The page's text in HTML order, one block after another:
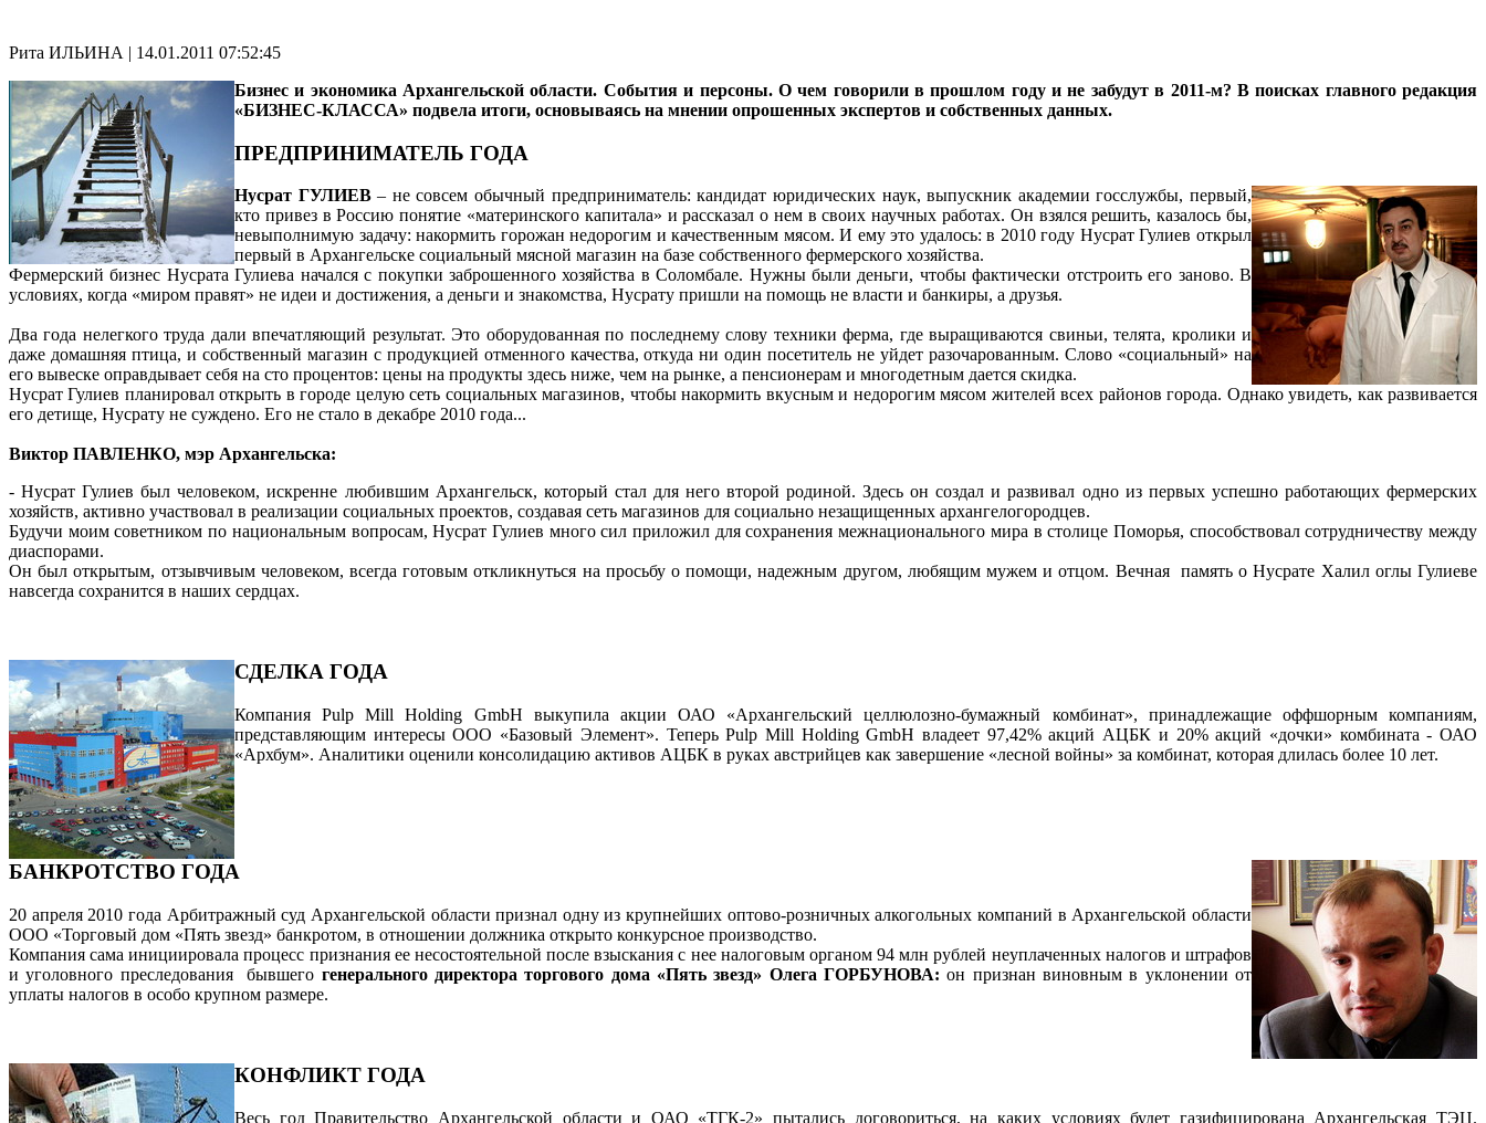
Рита ИЛЬИНА | 14.01.2011 07:52:45
Бизнес и экономика Архангельской области. События и персоны. О чем говорили в прошлом году и не забудут в 2011-м? В поисках главного редакция
«БИЗНЕС-КЛАССА» подвела итоги, основываясь на мнении опрошенных экспертов и собственных данных.
ПРЕДПРИНИМАТЕЛЬ ГОДА
Нусрат ГУЛИЕВ– не совсем обычный предприниматель: кандидат юридических наук, выпускник академии госслужбы, первый,
кто привез в Россию понятие «материнского капитала» и рассказал о нем в своих научных работах. Он взялся решить, казалось бы,
невыполнимую задачу: накормить горожан недорогим и качественным мясом. И ему это удалось: в 2010 году Нусрат Гулиев открыл
первый в Архангельске социальный мясной магазин на базе собственного фермерского хозяйства.
Фермерский бизнес Нусрата Гулиева начался с покупки заброшенного хозяйства в Соломбале. Нужны были деньги, чтобы фактически отстроить его заново. В
условиях, когда «миром правят» не идеи и достижения, а деньги и знакомства, Нусрату пришли на помощь не власти и банкиры, а друзья.
Два года нелегкого труда дали впечатляющий результат. Это оборудованная по последнему слову техники ферма, где выращиваются свиньи, телята, кролики и
даже домашняя птица, и собственный магазин с продукцией отменного качества, откуда ни один посетитель не уйдет разочарованным. Слово «социальный» на
его вывеске оправдывает себя на сто процентов: цены на продукты здесь ниже, чем на рынке, а пенсионерам и многодетным дается скидка.
Нусрат Гулиев планировал открыть в городе целую сеть социальных магазинов, чтобы накормить вкусным и недорогим мясом жителей всех районов города. Однако увидеть, как развивается
его детище, Нусрату не суждено. Его не стало в декабре 2010 года...
Виктор ПАВЛЕНКО, мэр Архангельска:
- Нусрат Гулиев был человеком, искренне любившим Архангельск, который стал для него второй родиной. Здесь он создал и развивал одно из первых успешно работающих фермерских
хозяйств, активно участвовал в реализации социальных проектов, создавая сеть магазинов для социально незащищенных архангелогородцев.
Будучи моим советником по национальным вопросам, Нусрат Гулиев много сил приложил для сохранения межнационального мира в столице Поморья, способствовал сотрудничеству между
диаспорами.
Он был открытым, отзывчивым человеком, всегда готовым откликнуться на просьбу о помощи, надежным другом, любящим мужем и отцом. Вечная память о Нусрате Халил оглы Гулиеве
навсегда сохранится в наших сердцах.
СДЕЛКА ГОДА
Компания Pulp Mill Holding GmbH выкупила акции ОАО «Архангельский целлюлозно-бумажный комбинат», принадлежащие оффшорным компаниям,
представляющим интересы ООО «Базовый Элемент». Теперь Pulp Mill Holding GmbH владеет 97,42% акций АЦБК и 20% акций «дочки» комбината - ОАО
«Архбум». Аналитики оценили консолидацию активов АЦБК в руках австрийцев как завершение «лесной войны» за комбинат, которая длилась более 10 лет.
БАНКРОТСТВО ГОДА
20 апреля 2010 года Арбитражный суд Архангельской области признал одну из крупнейших оптово-розничных алкогольных компаний в Архангельской области
ООО «Торговый дом «Пять звезд» банкротом, в отношении должника открыто конкурсное производство.
Компания сама инициировала процесс признания ее несостоятельной после взыскания с нее налоговым органом 94 млн рублей неуплаченных налогов и штрафов
и уголовного преследования бывшего генерального директора торгового дома «Пять звезд» Олега ГОРБУНОВА: он признан виновным в уклонении от
уплаты налогов в особо крупном размере.
КОНФЛИКТ ГОДА
Весь год Правительство Архангельской области и ОАО «ТГК-2» пытались договориться, на каких условиях будет газифицирована Архангельская ТЭЦ.